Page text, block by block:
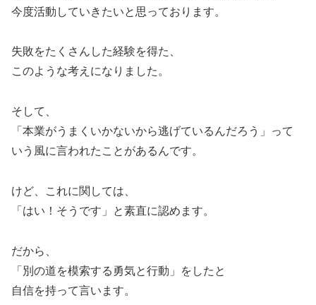
今度活動していきたいと思っております。
失敗をたくさんした経験を得た、
このような考えになりました。
そして、
「本業がうまくいかないから逃げているんだろう」って
いう風に言われたことがあるんです。
けど、これに関しては、
「はい！そうです」と素直に認めます。
だから、
「別の道を模索する勇気と行動」をしたと
自信を持って言います。